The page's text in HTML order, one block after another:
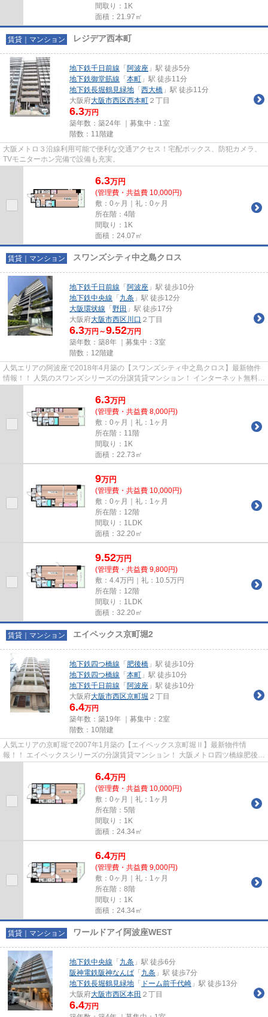
間取り：1K
面積：21.97㎡
賃貸｜マンション レジデア西本町
地下鉄千日前線 「 阿波座 」駅 徒歩5分
地下鉄御堂筋線 「 本町 」駅 徒歩11分
地下鉄長堀鶴見緑地 「 西大橋 」駅 徒歩11分
大阪府大阪市西区西本町 ２丁目
6.3万円
築年数：築24年 ｜募集中： 1室
階数：11階建
大阪メトロ３沿線利用可能で便利な交通アクセス！宅配ボックス、防犯カメラ、
TVモニターホン完備で設備も充実。
6.3万円
(管理費・共益費 10,000円)
敷：0ヶ月｜礼：0ヶ月
所在階：4階
間取り：1K
面積：24.07㎡
賃貸｜マンション スワンズシティ中之島クロス
地下鉄千日前線 「 阿波座 」駅 徒歩10分
地下鉄中央線 「 九条 」駅 徒歩12分
大阪環状線 「 野田 」駅 徒歩17分
大阪府大阪市西区 川口 ２丁目
6.3万円～9.52万円
築年数：築8年 ｜募集中： 3室
階数：12階建
人気エリアの阿波座で2018年4月築の【スワンズシティ中之島クロス】最新物件
情報！！ 人気のスワンズシリーズの分譲賃貸マンション！ インターネット無料。
6.3万円
(管理費・共益費 8,000円)
敷：0ヶ月｜礼：1ヶ月
所在階：11階
間取り：1K
面積：22.73㎡
9万円
(管理費・共益費 10,000円)
敷：0ヶ月｜礼：1ヶ月
所在階：12階
間取り：1LDK
面積：32.20㎡
9.52万円
(管理費・共益費 9,800円)
敷：4.4万円｜礼：10.5万円
所在階：12階
間取り：1LDK
面積：32.20㎡
賃貸｜マンション エイペックス京町堀2
地下鉄四つ橋線 「 肥後橋 」駅 徒歩10分
地下鉄四つ橋線 「 本町 」駅 徒歩10分
地下鉄千日前線 「 阿波座 」駅 徒歩10分
大阪府大阪市西区京町堀 ２丁目
6.4万円
築年数：築19年 ｜募集中： 2室
階数：10階建
人気エリアの京町堀で2007年1月築の【エイペックス京町堀Ⅱ】最新物件情
報！！ エイペックスシリーズの分譲賃貸マンション！ 大阪メトロ四ツ橋線肥後橋
6.4万円
(管理費・共益費 10,000円)
敷：0ヶ月｜礼：1ヶ月
所在階：5階
間取り：1K
面積：24.34㎡
6.4万円
(管理費・共益費 9,000円)
敷：0ヶ月｜礼：1ヶ月
所在階：8階
間取り：1K
面積：24.34㎡
賃貸｜マンション ワールドアイ阿波座WEST
地下鉄中央線 「 九条 」駅 徒歩6分
阪神電鉄阪神なんば 「 九条 」駅 徒歩7分
地下鉄長堀鶴見緑地 「 ドーム前千代崎 」駅 徒歩13分
大阪府大阪市西区本田 ２丁目
6.4万円